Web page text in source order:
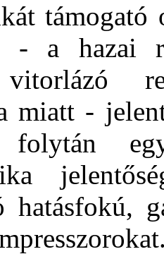
- a hazai
miatt -
folytán